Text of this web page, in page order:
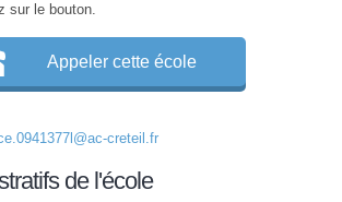
sur le bouton.
Appeler cette école
creteil.fr
de l'école